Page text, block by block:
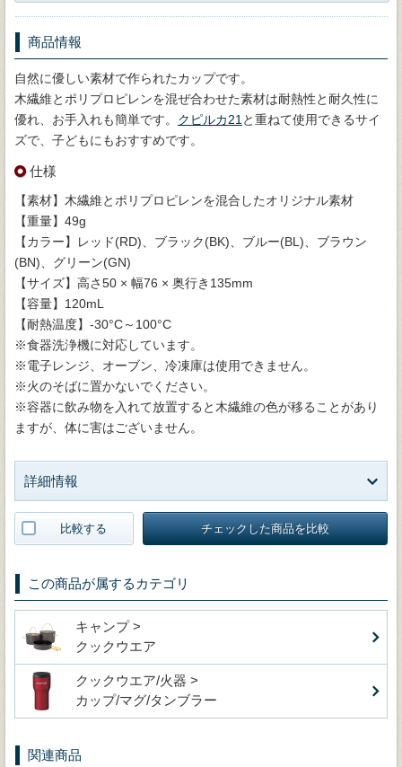
商品情報
自然に優しい素材で作られたカップです。
木繊維とポリプロピレンを混ぜ合わせた素材は耐熱性と耐久性に
優れ、お手入れも簡単です。 クピルカ21 と重ねて使用できるサイ
ズで、子どもにもおすすめです。
仕様
【素材】木繊維とポリプロピレンを混合したオリジナル素材
【重量】49g
【カラー】レッド(RD)、ブラック(BK)、ブルー(BL)、ブラウン
(BN)、グリーン(GN)
【サイズ】高さ50 × 幅76 × 奥行き135mm
【容量】120mL
【耐熱温度】-30°C～100°C
※食器洗浄機に対応しています。
※電子レンジ、オーブン、冷凍庫は使用できません。
※火のそばに置かないでください。
※容器に飲み物を入れて放置すると木繊維の色が移ることがあり
ますが、体に害はございません。
詳細情報
比較する チェックした商品を比較
この商品が属するカテゴリ
キャンプ >
クックウエア
クックウエア/火器 >
カップ/マグ/タンブラー
関連商品